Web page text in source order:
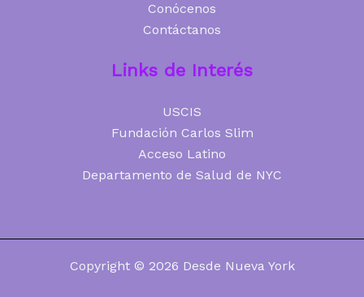
Conócenos
Contáctanos
Links de Interés
USCIS
Fundación Carlos Slim
Acceso Latino
Departamento de Salud de NYC
Copyright © 2026 Desde Nueva York